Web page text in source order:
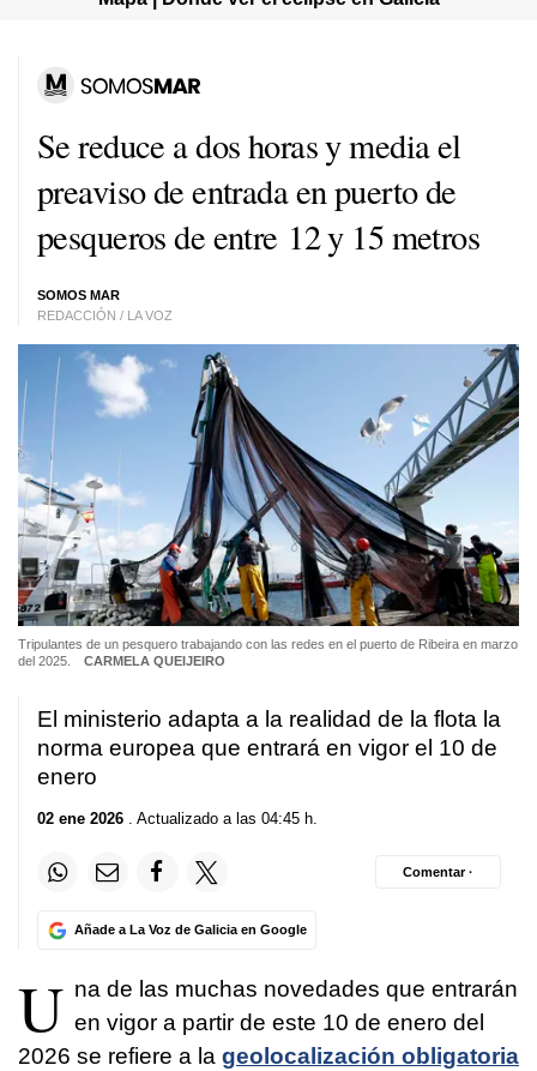
Se reduce a dos horas y media el
preaviso de entrada en puerto de
pesqueros de entre 12 y 15 metros
SOMOS MAR
REDACCIÓN / LA VOZ
Tripulantes de un pesquero trabajando con las redes en el puerto de Ribeira en marzo
del 2025.
CARMELA QUEIJEIRO
El ministerio adapta a la realidad de la flota la
norma europea que entrará en vigor el 10 de
enero
02 ene 2026 . Actualizado a las 04:45 h.
Añade a La Voz de Galicia en Google
Comentar ·
U na de las muchas novedades que entrarán
en vigor a partir de este 10 de enero del
2026 se refiere a la geolocalización obligatoria